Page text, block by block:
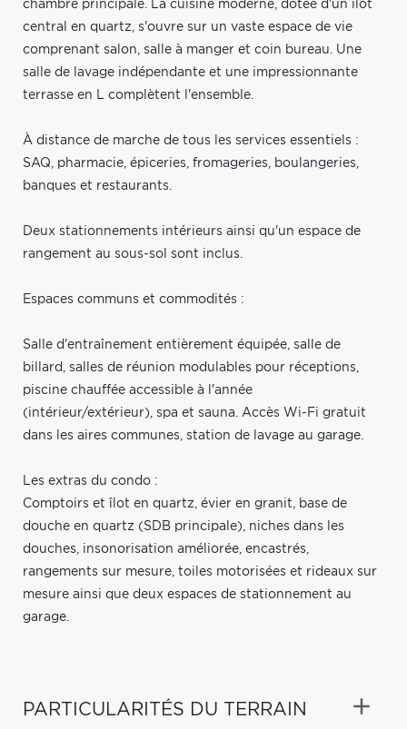
chambre principale. La cuisine moderne, dotée d'un îlot
central en quartz, s'ouvre sur un vaste espace de vie
comprenant salon, salle à manger et coin bureau. Une
salle de lavage indépendante et une impressionnante
terrasse en L complètent l'ensemble.
À distance de marche de tous les services essentiels :
SAQ, pharmacie, épiceries, fromageries, boulangeries,
banques et restaurants.
Deux stationnements intérieurs ainsi qu'un espace de
rangement au sous-sol sont inclus.
Espaces communs et commodités :
Salle d'entraînement entièrement équipée, salle de
billard, salles de réunion modulables pour réceptions,
piscine chauffée accessible à l'année
(intérieur/extérieur), spa et sauna. Accès Wi-Fi gratuit
dans les aires communes, station de lavage au garage.
Les extras du condo :
Comptoirs et îlot en quartz, évier en granit, base de
douche en quartz (SDB principale), niches dans les
douches, insonorisation améliorée, encastrés,
rangements sur mesure, toiles motorisées et rideaux sur
mesure ainsi que deux espaces de stationnement au
garage.
PARTICULARITÉS DU TERRAIN